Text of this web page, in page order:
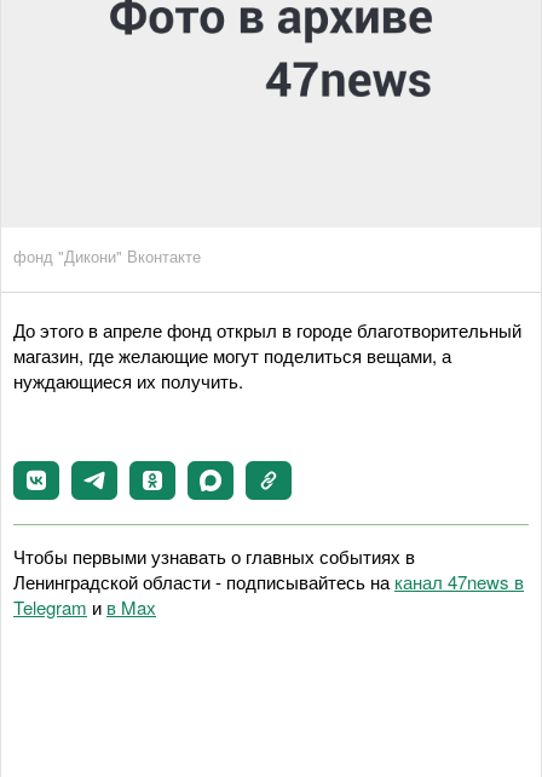
фонд "Дикони" Вконтакте
До этого в апреле фонд открыл в городе благотворительный
магазин, где желающие могут поделиться вещами, а
нуждающиеся их получить.
Чтобы первыми узнавать о главных событиях в
Ленинградской области - подписывайтесь на канал 47news в
Telegram и в Maх